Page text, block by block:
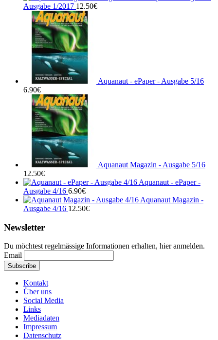
Ausgabe 1/2017 12.50€
Aquanaut - ePaper - Ausgabe 5/16
6.90€
Aquanaut Magazin - Ausgabe 5/16
12.50€
Aquanaut - ePaper -
Ausgabe 4/16 6.90€
Aquanaut Magazin -
Ausgabe 4/16 12.50€
Newsletter
Du möchtest regelmässige Informationen erhalten, hier anmelden.
Email
Kontakt
Über uns
Social Media
Links
Mediadaten
Impressum
Datenschutz